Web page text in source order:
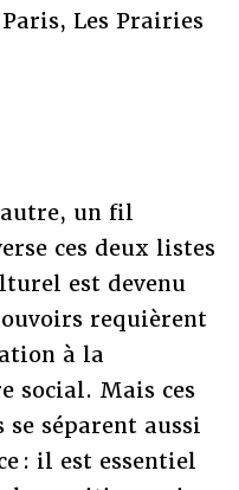
Les Prairies
autre, un fil
ces deux listes
est devenu
requièrent
à la
social. Mais ces
se séparent aussi
: il est essentiel